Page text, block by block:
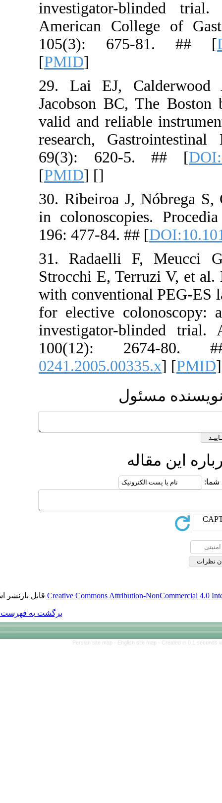
American
105(3):
29. Lai
Jacobson
valid and
research,
69(3):
30.
in
196: 477-
31.
Strocchi E,
with
for
Creative Commonsقابل بازنشر است.
Persian site map